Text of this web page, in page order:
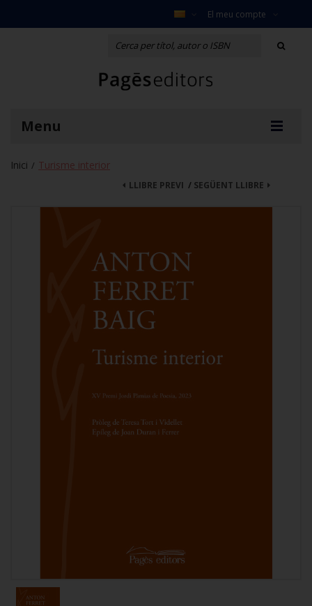
El meu compte
Menu
Inici / Turisme interior
SEGÜENT LLIBRE
LLIBRE PREVI /